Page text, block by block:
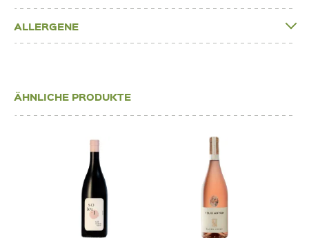
ALLERGENE
ÄHNLICHE PRODUKTE